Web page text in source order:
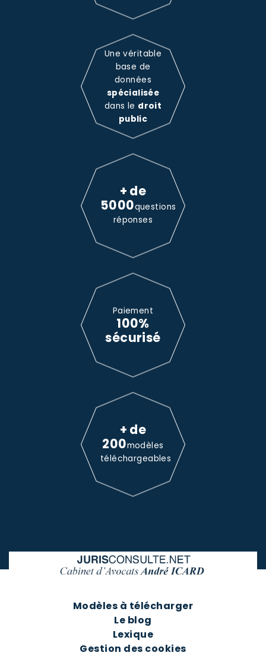
Une véritable
base de
données
spécialisée
dans le droit
public
+ de
5000questions
réponses
Paiement
100%
sécurisé
+ de
200modèles
téléchargeables
Modèles à télécharger
Le blog
Lexique
Gestion des cookies